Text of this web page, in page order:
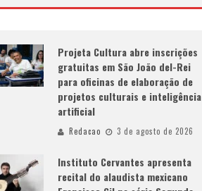
Projeta Cultura abre inscrições
gratuitas em São João del-Rei
para oficinas de elaboração de
projetos culturais e inteligência
artificial
Redacao 3 de agosto de 2026
Instituto Cervantes apresenta
recital do alaudista mexicano